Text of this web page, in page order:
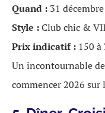
Quand : 31
Style :Club chic &
Prix indicatif : 150 à
Un incontournable
commencer 2026 sur